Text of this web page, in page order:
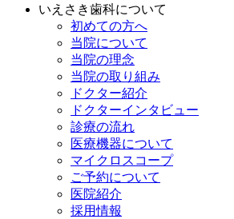
いえさき歯科について
初めての方へ
当院について
当院の理念
当院の取り組み
ドクター紹介
ドクターインタビュー
診療の流れ
医療機器について
マイクロスコープ
ご予約について
医院紹介
採用情報